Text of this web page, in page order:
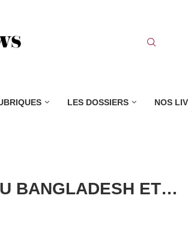
LES DOSSIERS NOS
BANGLADESH ET…